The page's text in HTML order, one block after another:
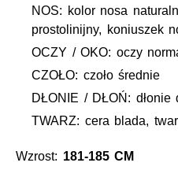
NOS: kolor nosa
prostolinijny, koniuszek
OCZY / OKO: oczy
CZOŁO: czoło średnie
DŁONIE / DŁOŃ: dłonie
TWARZ: cera blada,
Wzrost: 181-185 CM